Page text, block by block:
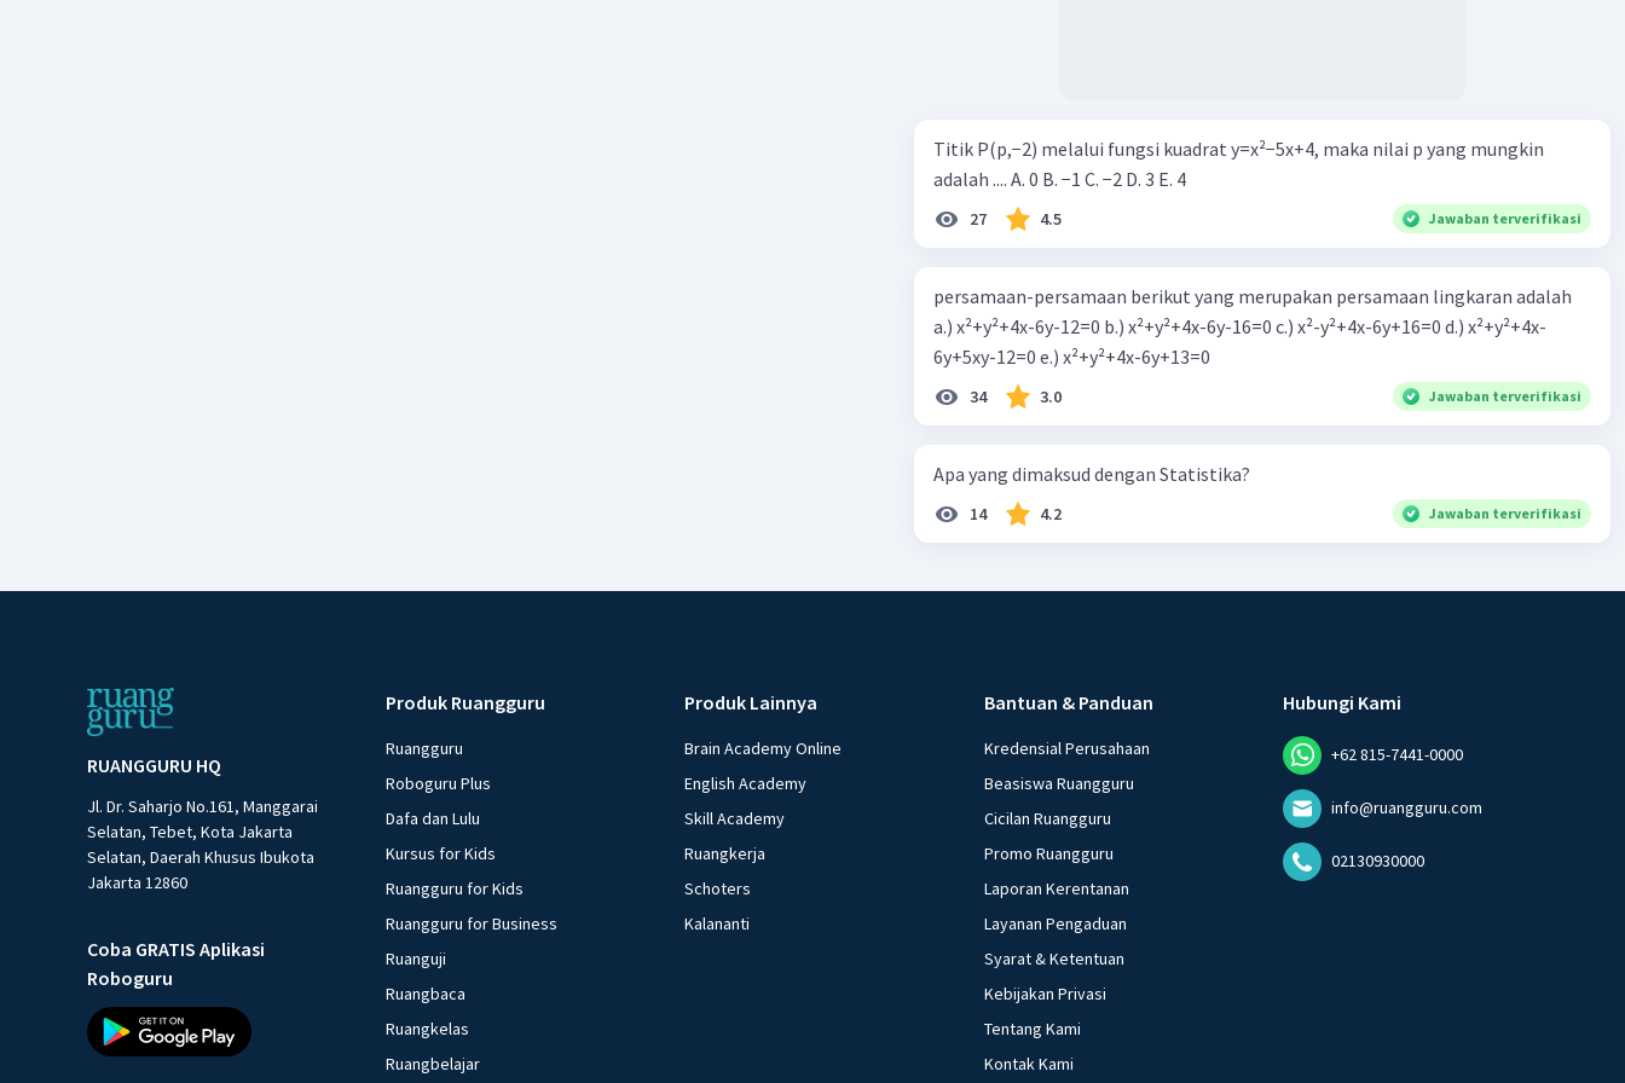
Beri Rating·0.0(0)
Titik P(p,−2) melalui fungsi kuadrat y=x²−5x+4, maka nilai p yang mungkin
adalah .... A. 0 B. −1 C. −2 D. 3 E. 4
27 4.5 Jawaban terverifikasi
persamaan-persamaan berikut yang merupakan persamaan lingkaran adalah
a.) x²+y²+4x-6y-12=0 b.) x²+y²+4x-6y-16=0 c.) x²-y²+4x-6y+16=0 d.) x²+y²+4x-
6y+5xy-12=0 e.) x²+y²+4x-6y+13=0
34 3.0 Jawaban terverifikasi
Apa yang dimaksud dengan Statistika?
14 4.2 Jawaban terverifikasi
RUANGGURU HQ
Jl. Dr. Saharjo No.161, Manggarai
Selatan, Tebet, Kota Jakarta
Selatan, Daerah Khusus Ibukota
Jakarta 12860
Coba GRATIS Aplikasi
Roboguru
Produk Ruangguru
Ruangguru
Roboguru Plus
Dafa dan Lulu
Kursus for Kids
Ruangguru for Kids
Ruangguru for Business
Ruanguji
Ruangbaca
Ruangkelas
Ruangbelajar
Produk Lainnya
Brain Academy Online
English Academy
Skill Academy
Ruangkerja
Schoters
Kalananti
Bantuan & Panduan
Kredensial Perusahaan
Beasiswa Ruangguru
Cicilan Ruangguru
Promo Ruangguru
Laporan Kerentanan
Layanan Pengaduan
Syarat & Ketentuan
Kebijakan Privasi
Tentang Kami
Kontak Kami
Hubungi Kami
+62 815-7441-0000
info@ruangguru.com
02130930000